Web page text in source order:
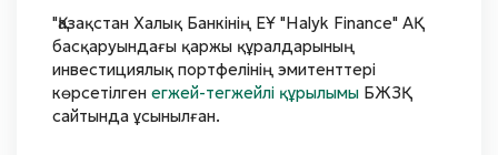
"Қазақстан Халық Банкінің ЕҰ "Halyk Finance" АҚ
басқаруындағы қаржы құралдарының
инвестициялық портфелінің эмитенттері
көрсетілген егжей-тегжейлі құрылымы БЖЗҚ
сайтында ұсынылған.